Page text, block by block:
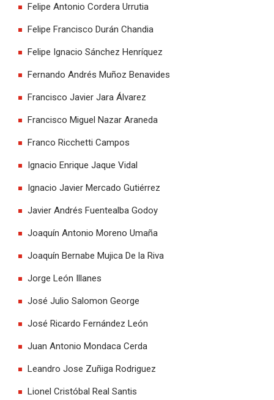
Felipe Antonio Cordera Urrutia
Felipe Francisco Durán Chandia
Felipe Ignacio Sánchez Henríquez
Fernando Andrés Muñoz Benavides
Francisco Javier Jara Álvarez
Francisco Miguel Nazar Araneda
Franco Ricchetti Campos
Ignacio Enrique Jaque Vidal
Ignacio Javier Mercado Gutiérrez
Javier Andrés Fuentealba Godoy
Joaquín Antonio Moreno Umaña
Joaquín Bernabe Mujica De la Riva
Jorge León Illanes
José Julio Salomon George
José Ricardo Fernández León
Juan Antonio Mondaca Cerda
Leandro Jose Zuñiga Rodriguez
Lionel Cristóbal Real Santis